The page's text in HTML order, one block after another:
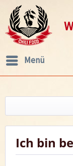
Menü
Ich bin